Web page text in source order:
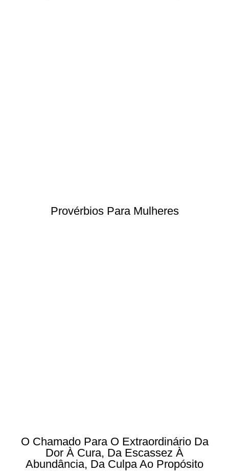
Provérbios Para Mulheres
O Chamado Para O Extraordinário Da
Dor À Cura, Da Escassez À
Abundância, Da Culpa Ao Propósito